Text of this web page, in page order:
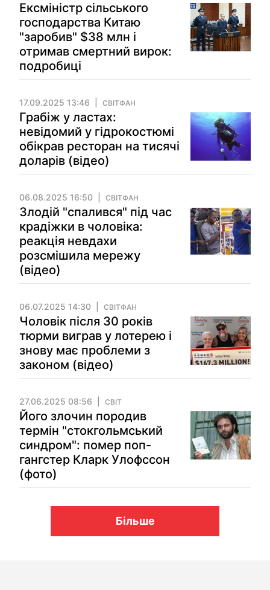
Ексміністр сільського
господарства Китаю
"заробив" $38 млн і
отримав смертний вирок:
подробиці
17.09.2025 13:46 СВІТФАН
Грабіж у ластах:
невідомий у гідрокостюмі
обікрав ресторан на тисячі
доларів (відео)
06.08.2025 16:50 СВІТФАН
Злодій "спалився" під час
крадіжки в чоловіка:
реакція невдахи
розсмішила мережу
(відео)
06.07.2025 14:30 СВІТФАН
Чоловік після 30 років
тюрми виграв у лотерею і
знову має проблеми з
законом (відео)
27.06.2025 08:56 СВІТ
Його злочин породив
термін "стокгольмський
синдром": помер поп-
гангстер Кларк Улофссон
(фото)
Більше